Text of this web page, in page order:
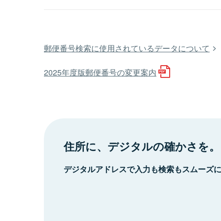
郵便番号検索に使用されているデータについて
2025年度版郵便番号の変更案内
住所に、デジタルの確かさを。
デジタルアドレスで入力も検索もスムーズ